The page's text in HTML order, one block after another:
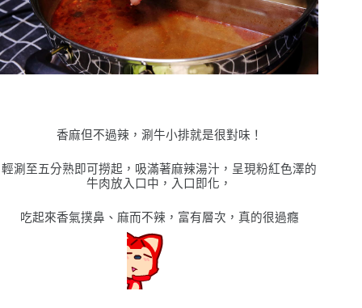
香麻但不過辣，涮牛小排就是很對味！
輕涮至五分熟即可撈起，吸滿著麻辣湯汁，呈現粉紅色澤的
牛肉放入口中，入口即化，
吃起來香氣撲鼻 、 麻而不辣，富有層次，真的很過癮